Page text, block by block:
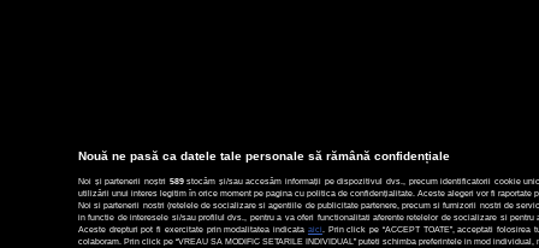
Nouă ne pasă ca datele tale personale să rămână confidențiale
Noi și partenerii noștri 589stocăm și/sau accesăm informații pe dispozitivul dvs., precum identificatorii cookie
utilizării unui interes legitim în orice moment pe pagina cu politica de confidențialitate. Aceste alegeri vor fi raportate
Noi si partenerii nostri (retelele de socializare si agentiile de publicitate partenere, precum si furnizorii nostri de
in functie de interesele si/sau profilul dvs., pentru a va oferi functionalitati aferente retelelor de socializare si
Aceste drepturi pot fi exercitate prin modalitatea indicata aici. Prin click pe “ACCEPT TOATE”, acceptati
colaboram. Prin click pe “VREAU SA MODIFIC SETARILE INDIVIDUAL” puteti schimba preferintele in mod